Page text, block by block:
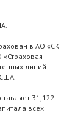
в АО «СК
«Страховая
линий
31,122
всех